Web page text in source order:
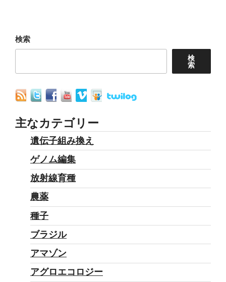
ョ
検索
検
索
主なカテゴリー
遺伝子組み換え
ゲノム編集
放射線育種
農薬
種子
ブラジル
アマゾン
アグロエコロジー